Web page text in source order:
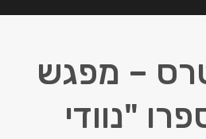
– מפגש
"נוודי